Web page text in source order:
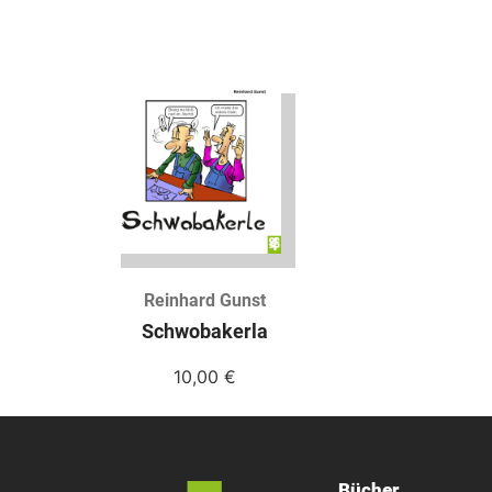
Reinhard Gunst
Schwobakerla
10,00€